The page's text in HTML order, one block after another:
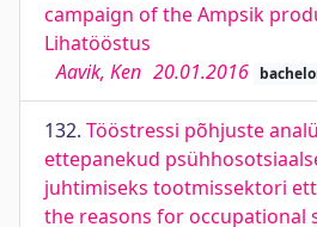
campaign of the Ampsik
Lihatööstus
Aavik, Ken 20.01.2016
132. Tööstressi põhjuste
ettepanekud
juhtimiseks tootmissektori
the reasons for occupational